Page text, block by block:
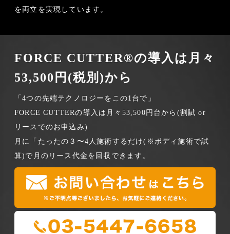
を両立を実現しています。
FORCE CUTTER®の導入は月々
53,500円(税別)から
「4つの先端テクノロジーをこの1台で」
FORCE CUTTERの導入は月々53,500円台から(割賦 or
リースでのお申込み)
月に「たったの３〜4人施術するだけ(※ボディ施術で試
算)で月のリース代金を回収できます。